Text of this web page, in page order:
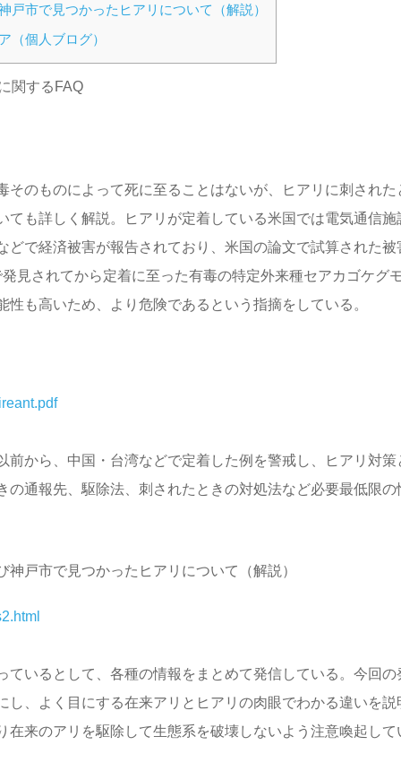
市で見つかったヒアリについて（解説）
個人ブログ）
関するFAQ
のものによって死に至ることはないが、ヒアリに刺された
も詳しく解説。ヒアリが定着している米国では電気通信施
で経済被害が報告されており、米国の論文で試算された被
見されてから定着に至った有毒の特定外来種セアカゴケグ
も高いため、より危険であるという指摘をしている。
から、中国・台湾などで定着した例を警戒し、ヒアリ対策
通報先、駆除法、刺されたときの対処法など必要最低限の
戸市で見つかったヒアリについて（解説）
いるとして、各種の情報をまとめて発信している。今回の
、よく目にする在来アリとヒアリの肉眼でわかる違いを説
来のアリを駆除して生態系を破壊しないよう注意喚起して